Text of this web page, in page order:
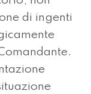
di ingenti